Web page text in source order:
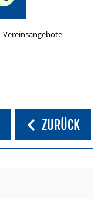
Vereinsangebote
ZURÜCK